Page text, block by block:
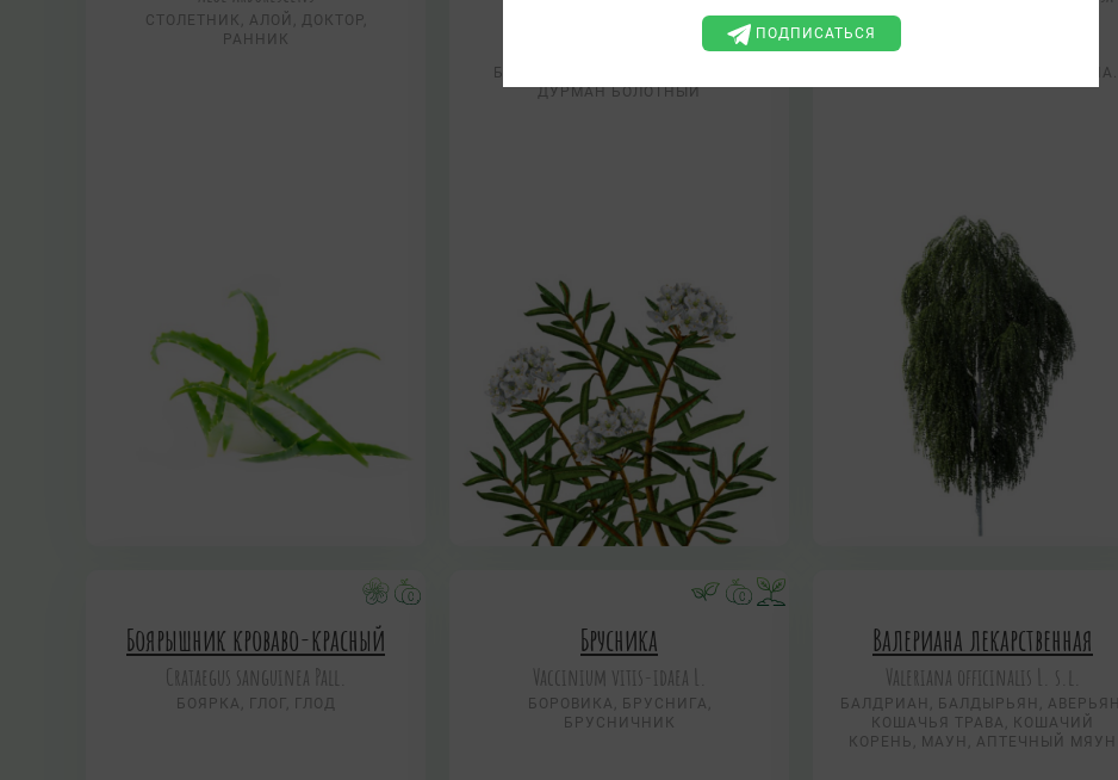
СТОЛЕТНИК, АЛОЙ, ДОКТОР,
РАННИК
БАГУН, БАГУЛА, БОЛОТНЫЙ
БОЛИГОЛОВ, БОЛОТНАЯ ОДУРЬ,
ДУРМАН БОЛОТНЫЙ
БЕРЕЗА БОРОДАВЧАТАЯ
БЕРЕЗИНА, БЕРЕЗНИК, ГЛУШИНА.
Боярышник кроваво-красный
Crataegus sanguinea Pall.
БОЯРКА, ГЛОГ, ГЛОД
Брусника
Vaccinium vitis-idaea L.
БОРОВИКА, БРУСНИГА,
БРУСНИЧНИК
Валериана лекарственная
Valeriana officinalis L. s.l.
БАЛДРИАН, БАЛДЫРЬЯН, АВЕРЬЯН,
КОШАЧЬЯ ТРАВА, КОШАЧИЙ
КОРЕНЬ, МАУН, АПТЕЧНЫЙ МЯУН
ПОДПИСАТЬСЯ